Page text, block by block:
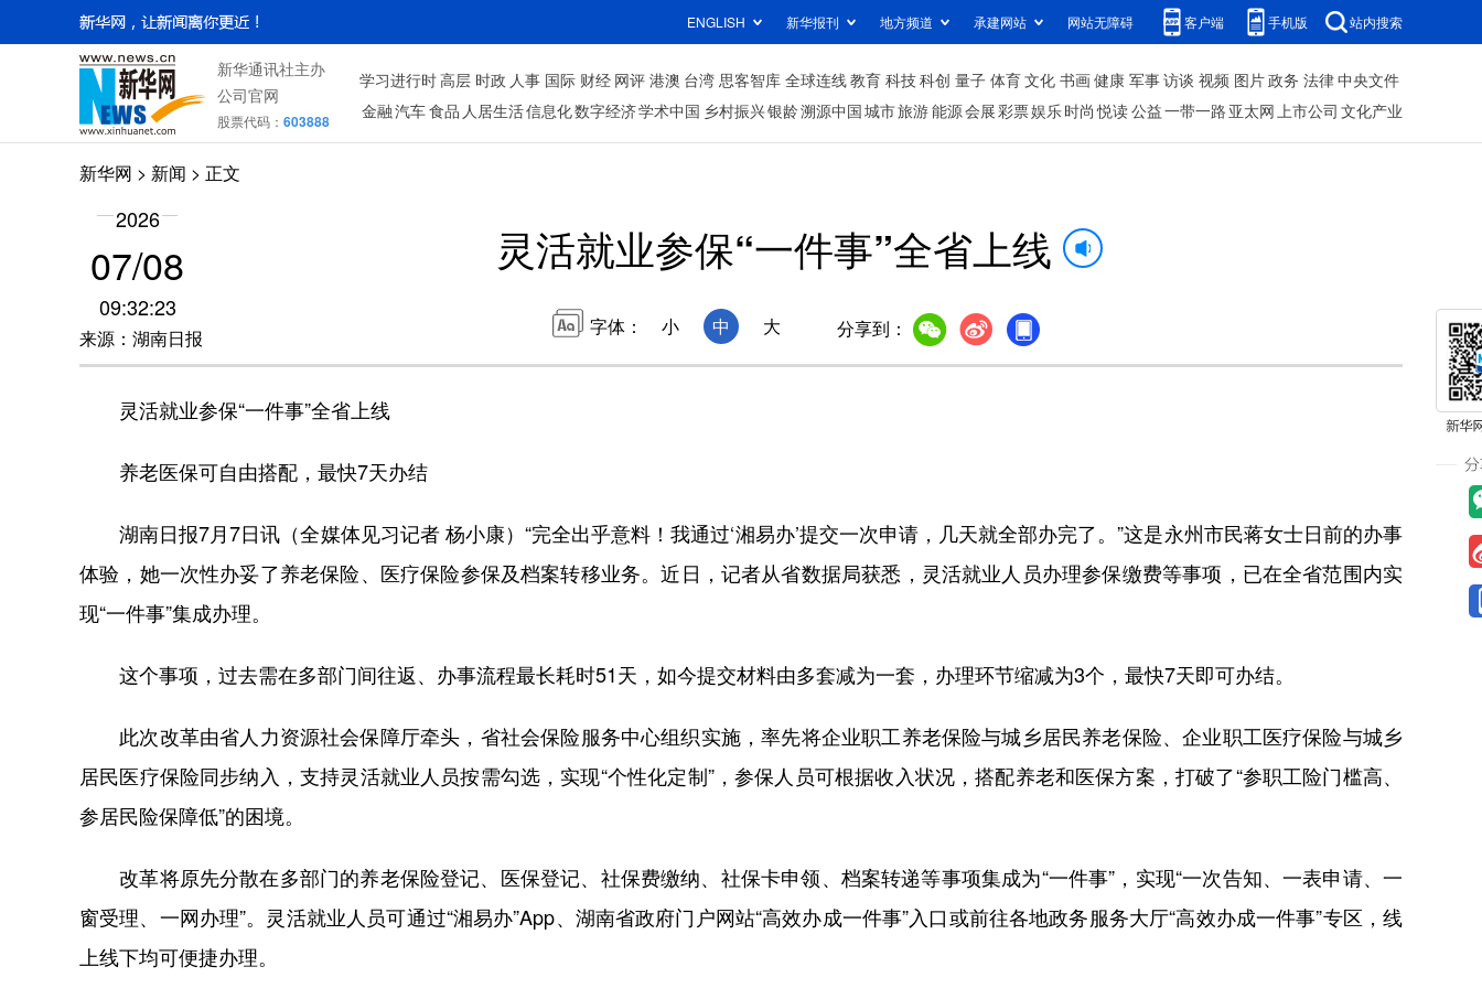
ENGLISH 新华报刊 地方频道 承建网站 网站无障碍 客户端 手机版 站内搜索
新华通讯社主办
公司官网
股票代码： 603888
学习进行时高层 时政 人事 国际 财经 网评 港澳 台湾 思客智库 全球连线教育 科技科创 量子 体育文化 书画健康 军事访谈 视频 图片政务 法律中央文件
金融汽车食品 人居生活信息化数字经济学术中国 乡村振兴银龄溯源中国城市旅游能源会展彩票娱乐时尚 悦读公益一带一路 亚太网上市公司 文化产业
新华网 > 新闻 > 正文
2026
07/08
09:32:23
来源：湖南日报
灵活就业参保“一件事”全省上线
字体： 小 中 大 分享到：
灵活就业参保“一件事”全省上线
养老医保可自由搭配，最快7天办结
湖南日报7月7日讯（全媒体见习记者 杨小康）“完全出乎意料！我通过‘湘易办’提交一次申请，几天就全部办完了。”这是永州市民蒋女士日前的办事
体验，她一次性办妥了养老保险、医疗保险参保及档案转移业务。近日，记者从省数据局获悉，灵活就业人员办理参保缴费等事项，已在全省范围内实
现“一件事”集成办理。
这个事项，过去需在多部门间往返、办事流程最长耗时51天，如今提交材料由多套减为一套，办理环节缩减为3个，最快7天即可办结。
此次改革由省人力资源社会保障厅牵头，省社会保险服务中心组织实施，率先将企业职工养老保险与城乡居民养老保险、企业职工医疗保险与城乡
居民医疗保险同步纳入，支持灵活就业人员按需勾选，实现“个性化定制”，参保人员可根据收入状况，搭配养老和医保方案，打破了“参职工险门槛高、
参居民险保障低”的困境。
改革将原先分散在多部门的养老保险登记、医保登记、社保费缴纳、社保卡申领、档案转递等事项集成为“一件事”，实现“一次告知、一表申请、一
窗受理、一网办理”。灵活就业人员可通过“湘易办”App、湖南省政府门户网站“高效办成一件事”入口或前往各地政务服务大厅“高效办成一件事”专区，线
上线下均可便捷办理。